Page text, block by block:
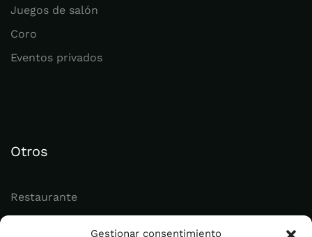
Gestionar consentimiento
Juegos de salón
Coro
Eventos privados
Otros
Restaurante